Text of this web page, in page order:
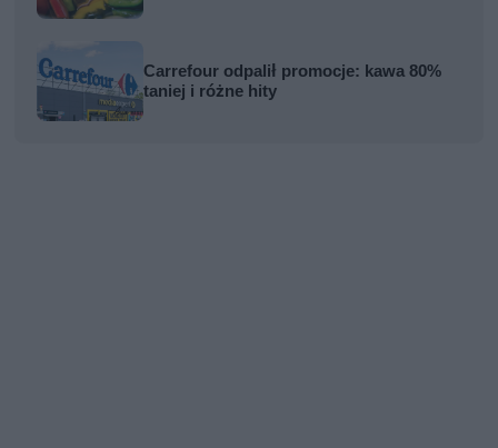
Carrefour odpalił promocje: kawa 80%
taniej i różne hity